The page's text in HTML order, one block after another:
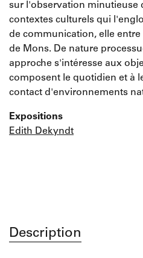
sur l'observation minutieuse
contextes culturels qui
de communication, elle
de Mons. De nature
approche s'intéresse aux
composent le quotidien et à
contact d'environnements
Expositions
Edith Dekyndt
Description